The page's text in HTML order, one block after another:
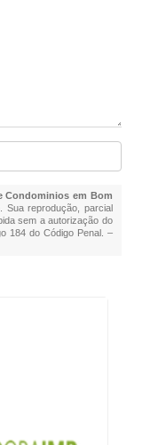
Condominios em Bom
Sua reprodução, parcial
sem a autorização do
184 do Código Penal. –